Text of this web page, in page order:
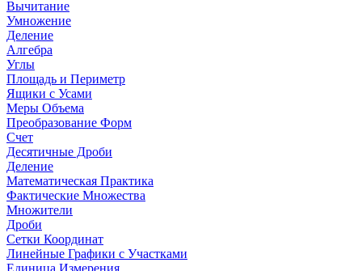
Вычитание
Умножение
Деление
Алгебра
Углы
Площадь и Периметр
Ящики с Усами
Меры Объема
Преобразование Форм
Счет
Десятичные Дроби
Деление
Математическая Практика
Фактические Множества
Множители
Дроби
Сетки Координат
Линейные Графики с Участками
Единица Измерения